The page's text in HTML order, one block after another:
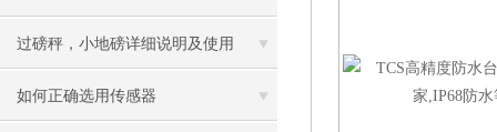
水台秤，150kg防水台秤
过磅秤，小地磅详细说明及使用
如何正确选用传感器